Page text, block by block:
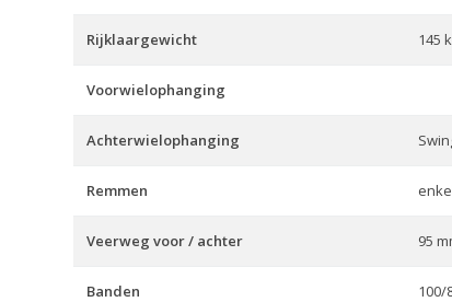
Rijklaargewicht 145
Voorwielophanging
Achterwielophanging
Remmen
Veerweg voor / achter 95
Banden 100/